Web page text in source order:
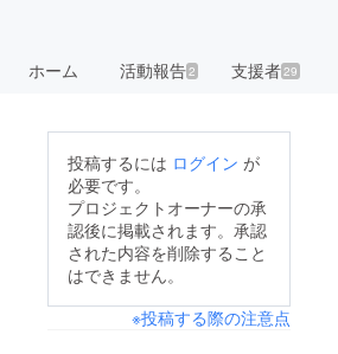
ホーム 活動報告2 支援者 29
投稿するには ログイン が
必要です。
プロジェクトオーナーの承
認後に掲載されます。承認
された内容を削除すること
はできません。
※投稿する際の注意点